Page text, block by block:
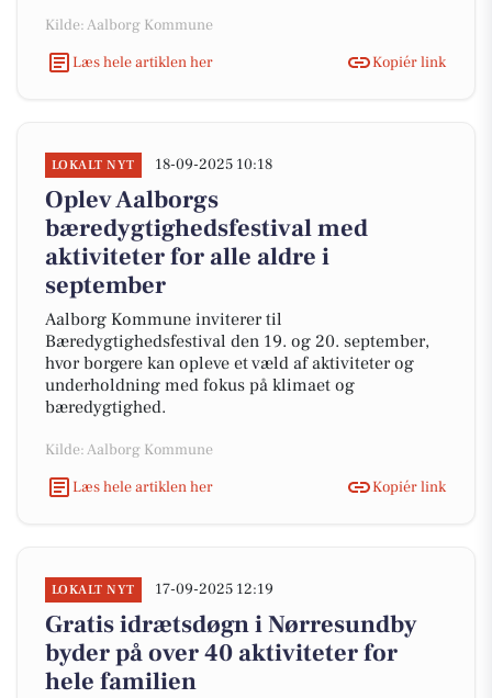
Kilde: Aalborg Kommune
Læs hele artiklen her
Kopiér link
LOKALT NYT 18-09-2025 10:18
Oplev Aalborgs
bæredygtighedsfestival med
aktiviteter for alle aldre i
september
Aalborg Kommune inviterer til
Bæredygtighedsfestival den 19. og 20. september,
hvor borgere kan opleve et væld af aktiviteter og
underholdning med fokus på klimaet og
bæredygtighed.
Kilde: Aalborg Kommune
Læs hele artiklen her
Kopiér link
LOKALT NYT 17-09-2025 12:19
Gratis idrætsdøgn i Nørresundby
byder på over 40 aktiviteter for
hele familien